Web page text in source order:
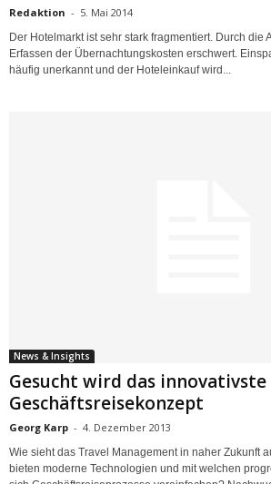
Redaktion - 5. Mai 2014
Der Hotelmarkt ist sehr stark fragmentiert. Durch die
Erfassen der Übernachtungskosten erschwert.
häufig unerkannt und der Hoteleinkauf wird...
News & Insights
Gesucht wird das innovativste
Geschäftsreisekonzept
Georg Karp - 4. Dezember 2013
Wie sieht das Travel Management in naher Zukunft
bieten moderne Technologien und mit welchen